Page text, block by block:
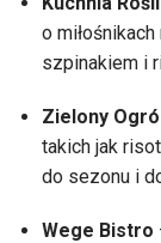
o
szpinakiem i
Zielony
takich jak
do sezonu i
Wege Bistro